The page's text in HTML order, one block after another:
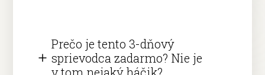
Prečo je tento 3-dňový
sprievodca zadarmo? Nie je
v tom nejaký háčik?